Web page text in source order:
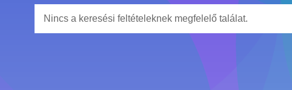
Nincs a keresési feltételeknek megfelelő találat.